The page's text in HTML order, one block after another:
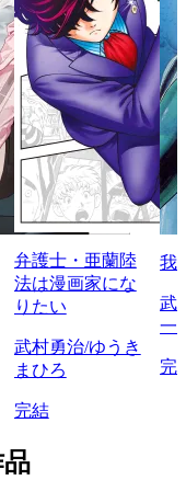
弁護士・亜蘭陸
法は漫画家にな
りたい
武村勇治/ゆうき
まひろ
完結
我
武
一
完